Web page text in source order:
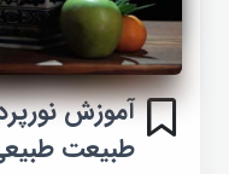
آموزش
طبیعت طبیعی